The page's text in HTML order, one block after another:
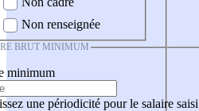
Non renseignée
BRUT MINIMUM
minimum
une périodicité pour le salaire saisi